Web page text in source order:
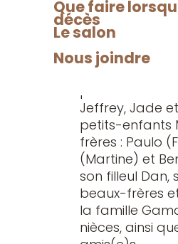
Que faire
décès
Le salon
Nous joindre
Elle laisse dans
époux
enfants : Lucie
(Tommy) et
petits-enfants :
Jeffrey, Jade
petits-enfants
frères : Paulo
(Martine) et
son filleul Dan,
beaux-frères
la famille
nièces, ainsi